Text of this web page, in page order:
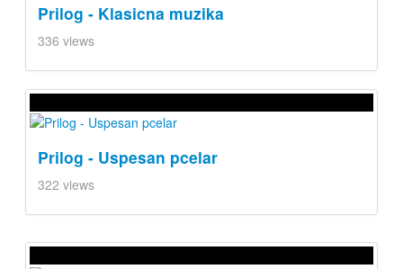
Prilog - Klasicna muzika
336 views
Prilog - Uspesan pcelar
322 views